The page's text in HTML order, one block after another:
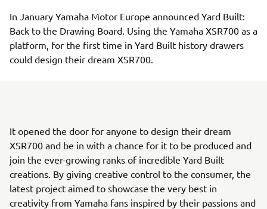
In January Yamaha Motor Europe announced Yard Built:
Back to the Drawing Board. Using the Yamaha XSR700 as a
platform, for the first time in Yard Built history drawers
could design their dream XSR700.
It opened the door for anyone to design their dream
XSR700 and be in with a chance for it to be produced and
join the ever-growing ranks of incredible Yard Built
creations. By giving creative control to the consumer, the
latest project aimed to showcase the very best in
creativity from Yamaha fans inspired by their passions and